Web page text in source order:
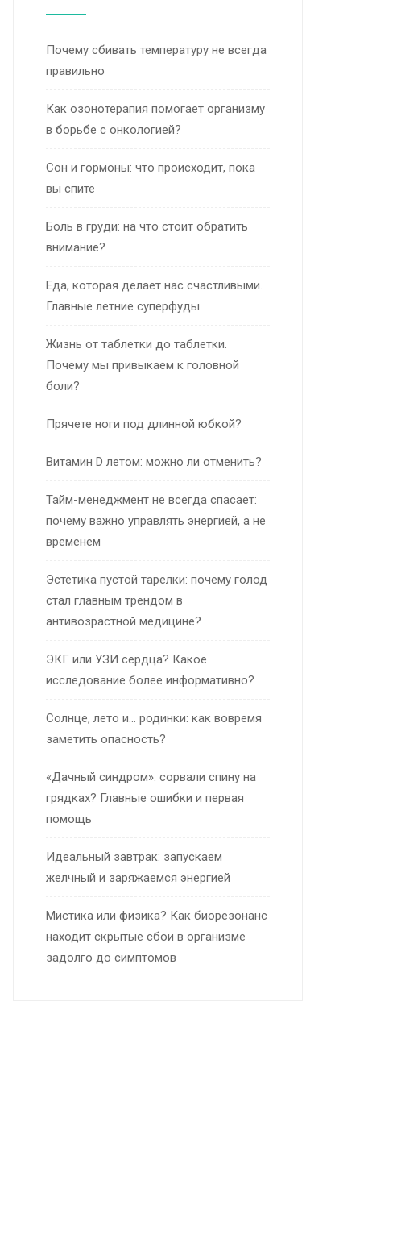
Почему сбивать температуру не всегда
правильно
Как озонотерапия помогает организму
в борьбе с онкологией?
Сон и гормоны: что происходит, пока
вы спите
Боль в груди: на что стоит обратить
внимание?
Еда, которая делает нас счастливыми.
Главные летние суперфуды
Жизнь от таблетки до таблетки.
Почему мы привыкаем к головной
боли?
Прячете ноги под длинной юбкой?
Витамин D летом: можно ли отменить?
Тайм-менеджмент не всегда спасает:
почему важно управлять энергией, а не
временем
Эстетика пустой тарелки: почему голод
стал главным трендом в
антивозрастной медицине?
ЭКГ или УЗИ сердца? Какое
исследование более информативно?
Солнце, лето и… родинки: как вовремя
заметить опасность?
«Дачный синдром»: сорвали спину на
грядках? Главные ошибки и первая
помощь
Идеальный завтрак: запускаем
желчный и заряжаемся энергией
Мистика или физика? Как биорезонанс
находит скрытые сбои в организме
задолго до симптомов